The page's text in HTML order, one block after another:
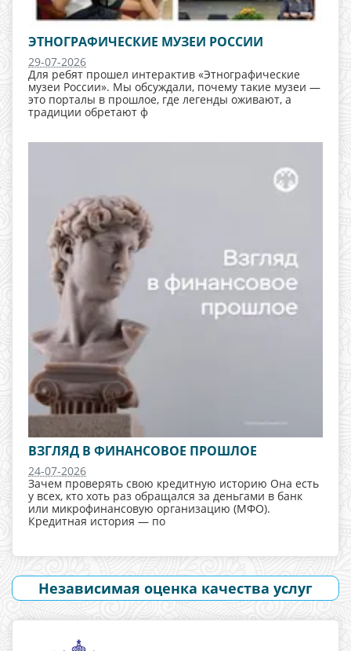
ЭТНОГРАФИЧЕСКИЕ МУЗЕИ РОССИИ
29-07-2026
Для ребят прошел интерактив «Этнографические
музеи России». Мы обсуждали, почему такие музеи —
это порталы в прошлое, где легенды оживают, а
традиции обретают ф
ВЗГЛЯД В ФИНАНСОВОЕ ПРОШЛОЕ
24-07-2026
Зачем проверять свою кредитную историю Она есть
у всех, кто хоть раз обращался за деньгами в банк
или микрофинансовую организацию (МФО).
Кредитная история — по
Независимая оценка качества услуг